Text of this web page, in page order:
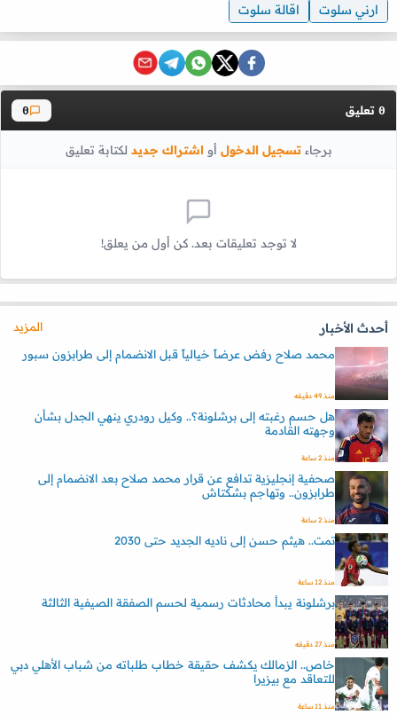
ارني سلوت
اقالة سلوت
0 تعليق 0
برجاءتسجيل الدخول أواشتراك جديد لكتابة تعليق
لا توجد تعليقات بعد. كن أول من يعلق!
أحدث الأخبار
المزيد
محمد صلاح رفض عرضاً خيالياً قبل الانضمام إلى طرابزون سبور
منذ 49 دقيقه
هل حسم رغبته إلى برشلونة؟.. وكيل رودري ينهي الجدل بشأن
وجهته القادمة
منذ 2 ساعة
صحفية إنجليزية تدافع عن قرار محمد صلاح بعد الانضمام إلى
طرابزون.. وتهاجم بشكتاش
منذ 2 ساعة
تمت.. هيثم حسن إلى ناديه الجديد حتى 2030
منذ 12 ساعة
برشلونة يبدأ محادثات رسمية لحسم الصفقة الصيفية الثالثة
منذ 27 دقيقه
خاص.. الزمالك يكشف حقيقة خطاب طلباته من شباب الأهلي دبي
للتعاقد مع بيزيرا
منذ 11 ساعة